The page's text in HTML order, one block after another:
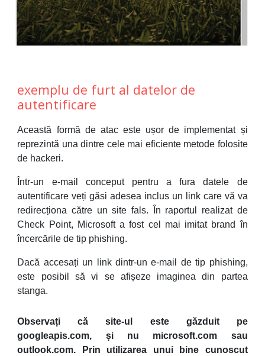
exemplu de furt al datelor de
autentificare
Această formă de atac este ușor de implementat și
reprezintă una dintre cele mai eficiente metode folosite
de hackeri.
Într-un e-mail conceput pentru a fura datele de
autentificare veți găsi adesea inclus un link care vă va
redirecționa către un site fals. În raportul realizat de
Check Point, Microsoft a fost cel mai imitat brand în
încercările de tip phishing.
Dacă accesați un link dintr-un e-mail de tip phishing,
este posibil să vi se afișeze imaginea din partea
stanga.
Observați că site-ul este găzduit pe
googleapis.com, și nu microsoft.com sau
outlook.com. Prin utilizarea unui bine cunoscut